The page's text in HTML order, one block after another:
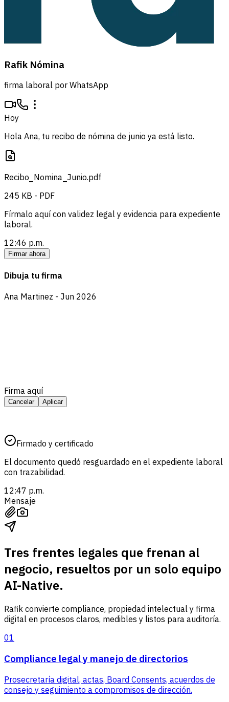
Rafik Nómina
firma laboral por WhatsApp
Hoy
Hola Ana, tu recibo de nómina de junio ya está listo.
Recibo_Nomina_Junio.pdf
245 KB - PDF
Fírmalo aquí con validez legal y evidencia para expediente
laboral.
12:46 p.m.
Firmar ahora
Dibuja tu firma
Ana Martinez - Jun 2026
Firma aquí
Cancelar Aplicar
Firmado y certificado
El documento quedó resguardado en el expediente laboral
con trazabilidad.
12:47 p.m.
Mensaje
Tres frentes legales que frenan al
negocio, resueltos por un solo equipo
AI-Native.
Rafik convierte compliance, propiedad intelectual y firma
digital en procesos claros, medibles y listos para auditoría.
01
Compliance legal y manejo de directorios
Prosecretaría digital, actas, Board Consents, acuerdos de
consejo y seguimiento a compromisos de dirección.